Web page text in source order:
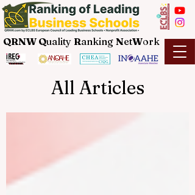
QRNW Quality Ranking NetWork
All Articles